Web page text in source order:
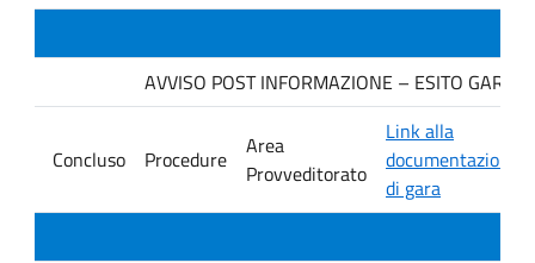
AVVISO POST INFORMAZIONE – ESITO GARA
Concluso Procedure
Area
Provveditorato
Link alla
documentazione
di gara